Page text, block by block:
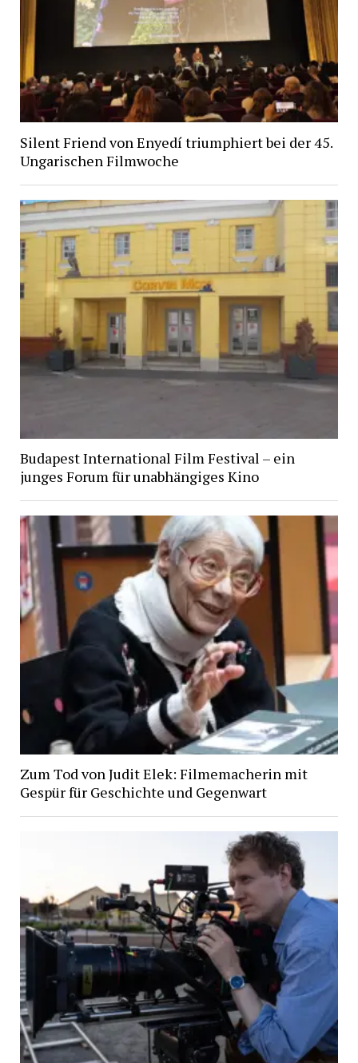
Silent Friend von Enyedí triumphiert bei der 45.
Ungarischen Filmwoche
Budapest International Film Festival – ein
junges Forum für unabhängiges Kino
Zum Tod von Judit Elek: Filmemacherin mit
Gespür für Geschichte und Gegenwart